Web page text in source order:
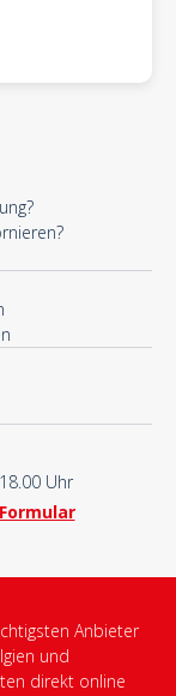
Uhr
Anbieter
und
direkt online